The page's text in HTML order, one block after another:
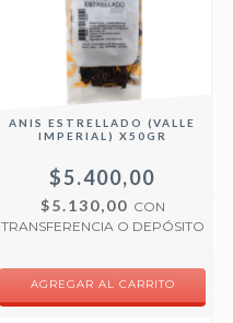
ANIS ESTRELLADO (VALLE
IMPERIAL) X50GR
$5.400,00
$5.130,00 CON
TRANSFERENCIA O DEPÓSITO